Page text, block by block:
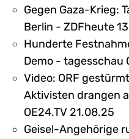
Gegen Gaza-Krieg:
Berlin - ZDFheute
Hunderte
Demo - tagesschau
Video: ORF
Aktivisten drangen
OE24.TV 21.08.25
Geisel-Angehörige